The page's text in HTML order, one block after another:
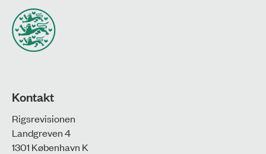
Kontakt
Rigsrevisionen
Landgreven 4
1301 København K